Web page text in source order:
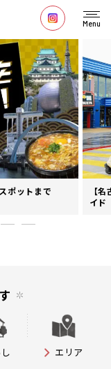
Menu
ポットまで
【
イド
エリア